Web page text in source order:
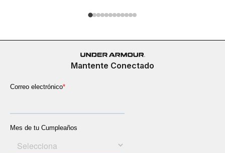
Mantente Conectado